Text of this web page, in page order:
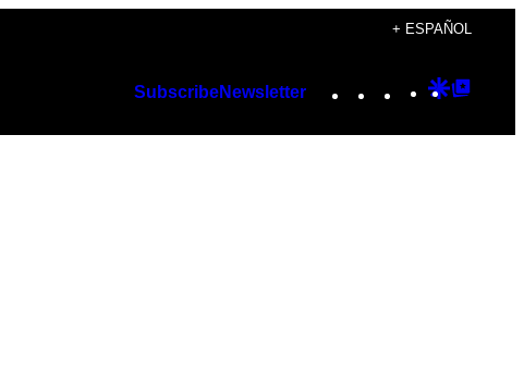
+ ESPAÑOL
SubscribeNewsletter Instagram
TikTok
YouTube
Google